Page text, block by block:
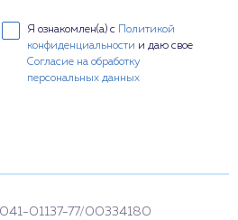
Я ознакомлен(а) с Политикой
конфиденциальности и даю свое
Согласие на обработку
персональных данных
01137-77/00334180